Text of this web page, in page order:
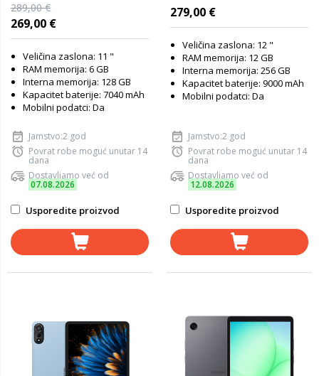
289,00 €
269,00 €
Veličina zaslona: 11 "
RAM memorija: 6 GB
Interna memorija: 128 GB
Kapacitet baterije: 7040 mAh
Mobilni podatci: Da
Jamstvo:2 god
Povrat robe moguć unutar 14
dana
Dostavljamo već od
07.08.2026
Usporedite proizvod
olovka, tipkovnica, bežični
miš, punjač, slušalice
279,00 €
Veličina zaslona: 12 "
RAM memorija: 12 GB
Interna memorija: 256 GB
Kapacitet baterije: 9000 mAh
Mobilni podatci: Da
Jamstvo:2 god
Povrat robe moguć unutar 14
dana
Dostavljamo već od
12.08.2026
Usporedite proizvod